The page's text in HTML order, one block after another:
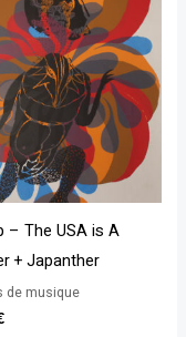
– The USA is A
+ Japanther
de musique